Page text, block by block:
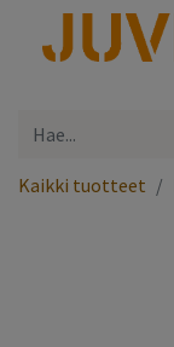
Kaikki tuotteet